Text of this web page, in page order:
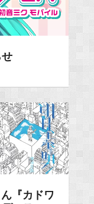
『カドワ